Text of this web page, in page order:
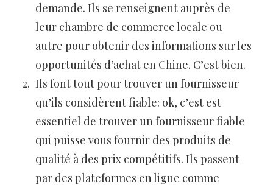
demande. Ils se renseignent auprès de
leur chambre de commerce locale ou
autre pour obtenir des informations sur les
opportunités d’achat en Chine. C’est bien.
Ils font tout pour trouver un fournisseur
qu’ils considèrent fiable: ok, c’est est
essentiel de trouver un fournisseur fiable
qui puisse vous fournir des produits de
qualité à des prix compétitifs. Ils passent
par des plateformes en ligne comme